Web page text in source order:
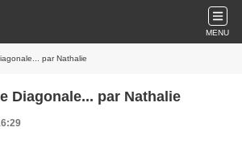
MENU
par Nathalie
Diagonale... par Nathalie